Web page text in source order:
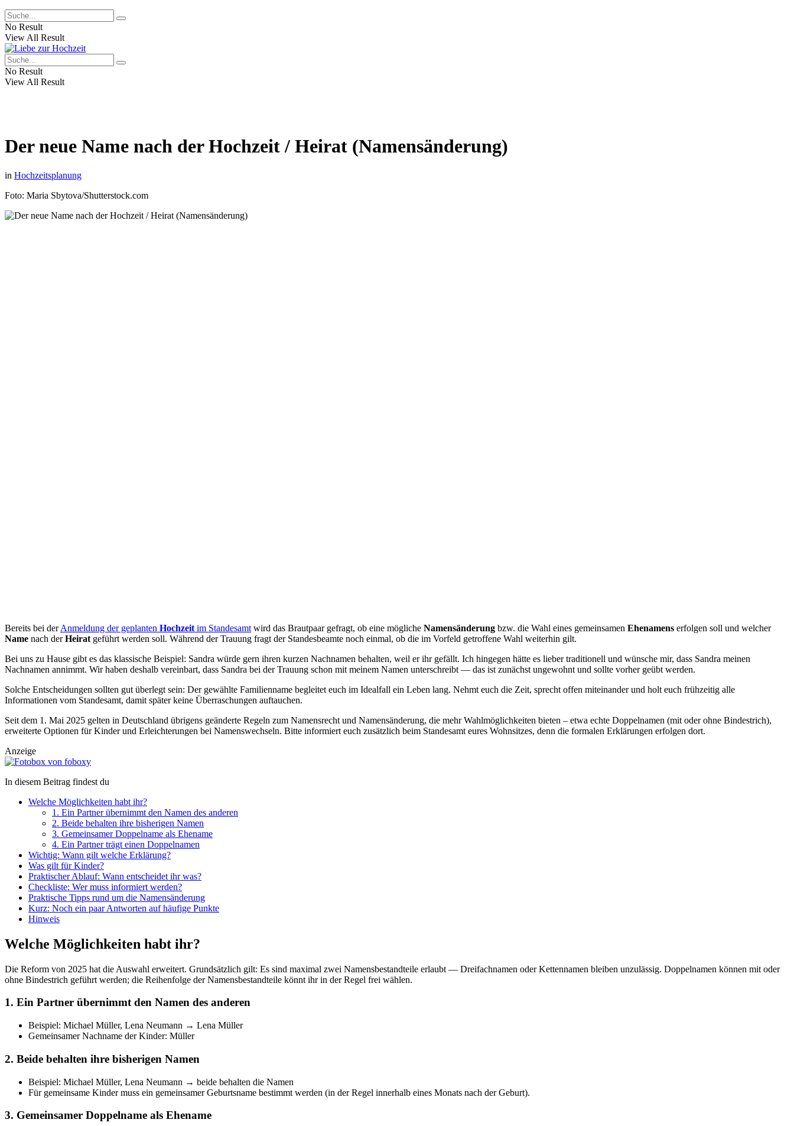
No Result
View All Result
No Result
View All Result
Der neue Name nach der Hochzeit / Heirat (Namensänderung)
in Hochzeitsplanung
Foto: Maria Sbytova/Shutterstock.com
Bereits bei derAnmeldung der geplanten Hochzeit im Standesamt wird das Brautpaar gefragt, ob eine mögliche Namensänderung bzw. die Wahl eines gemeinsamen Ehenamens erfolgen soll und welcher
Name nach derHeirat geführt werden soll. Während der Trauung fragt der Standesbeamte noch einmal, ob die im Vorfeld getroffene Wahl weiterhin gilt.
Bei uns zu Hause gibt es das klassische Beispiel: Sandra würde gern ihren kurzen Nachnamen behalten, weil er ihr gefällt. Ich hingegen hätte es lieber traditionell und wünsche mir, dass Sandra meinen
Nachnamen annimmt. Wir haben deshalb vereinbart, dass Sandra bei der Trauung schon mit meinem Namen unterschreibt — das ist zunächst ungewohnt und sollte vorher geübt werden.
Solche Entscheidungen sollten gut überlegt sein: Der gewählte Familienname begleitet euch im Idealfall ein Leben lang. Nehmt euch die Zeit, sprecht offen miteinander und holt euch frühzeitig alle
Informationen vom Standesamt, damit später keine Überraschungen auftauchen.
Seit dem 1. Mai 2025 gelten in Deutschland übrigens geänderte Regeln zum Namensrecht und Namensänderung, die mehr Wahlmöglichkeiten bieten – etwa echte Doppelnamen (mit oder ohne Bindestrich),
erweiterte Optionen für Kinder und Erleichterungen bei Namenswechseln. Bitte informiert euch zusätzlich beim Standesamt eures Wohnsitzes, denn die formalen Erklärungen erfolgen dort.
Anzeige
In diesem Beitrag findest du
Welche Möglichkeiten habt ihr?
1. Ein Partner übernimmt den Namen des anderen
2. Beide behalten ihre bisherigen Namen
3. Gemeinsamer Doppelname als Ehename
4. Ein Partner trägt einen Doppelnamen
Wichtig: Wann gilt welche Erklärung?
Was gilt für Kinder?
Praktischer Ablauf: Wann entscheidet ihr was?
Checkliste: Wer muss informiert werden?
Praktische Tipps rund um die Namensänderung
Kurz: Noch ein paar Antworten auf häufige Punkte
Hinweis
Welche Möglichkeiten habt ihr?
Die Reform von 2025 hat die Auswahl erweitert. Grundsätzlich gilt: Es sind maximal zwei Namensbestandteile erlaubt — Dreifachnamen oder Kettennamen bleiben unzulässig. Doppelnamen können mit oder
ohne Bindestrich geführt werden; die Reihenfolge der Namensbestandteile könnt ihr in der Regel frei wählen.
1. Ein Partner übernimmt den Namen des anderen
Beispiel: Michael Müller, Lena Neumann → Lena Müller
Gemeinsamer Nachname der Kinder: Müller
2. Beide behalten ihre bisherigen Namen
Beispiel: Michael Müller, Lena Neumann → beide behalten die Namen
Für gemeinsame Kinder muss ein gemeinsamer Geburtsname bestimmt werden (in der Regel innerhalb eines Monats nach der Geburt).
3. Gemeinsamer Doppelname als Ehename